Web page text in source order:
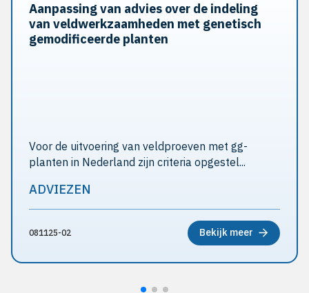
Aanpassing van advies over de indeling
van veldwerkzaamheden met genetisch
gemodificeerde planten
Voor de uitvoering van veldproeven met gg-
planten in Nederland zijn criteria opgestel...
ADVIEZEN
081125-02 Bekijk meer